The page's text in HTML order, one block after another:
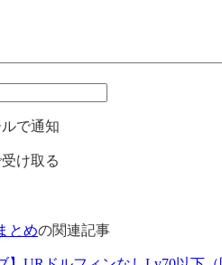
で通知
け取る
とめの関連記事